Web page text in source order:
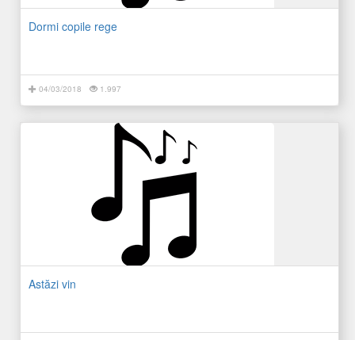
Dormi copile rege
04/03/2018 1.997
Astăzi vin